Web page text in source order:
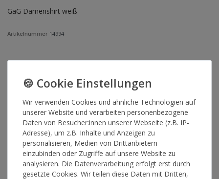
GaG Damenshirt weiß
Artikelnummer 14994
25,00 €*
Lieferzeit 2-4 Werktage
In den Warenkorb
Wir verwenden Cookies und ähnliche Technologien auf
unserer Website und verarbeiten personenbezogene
Daten von Besucher:innen unserer Webseite (z.B. IP-
Adresse), um z.B. Inhalte und Anzeigen zu
personalisieren, Medien von Drittanbietern
einzubinden oder Zugriffe auf unsere Website zu
analysieren. Die Datenverarbeitung erfolgt erst durch
gesetzte Cookies. Wir teilen diese Daten mit Dritten,